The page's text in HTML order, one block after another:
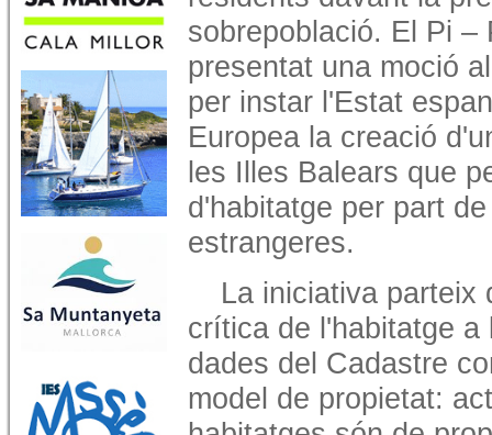
sobrepoblació. El Pi
presentat una moció
per instar l'Estat
Europea la creació
les Illes Balears que
d'habitatge per part
estrangeres.
La iniciativa parteix
crítica de l'habitatge
dades del Cadastre
model de propietat: